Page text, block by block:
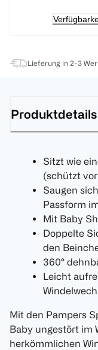
Lieferung in 2-3
Produktdetails
Sitzt wie
(schützt
Saugen
Passform
Mit Baby
Doppelte
den
360°
Leicht
Mit den Pampers
Baby ungestört im
herkömmlichen